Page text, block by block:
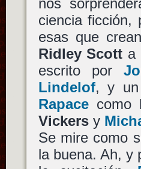
nos
ciencia ficción,
esas que
Ridley Scott a
escrito por
Lindelof, y un
Rapacecomo
Vickersy
Se mire como
la buena. Ah, y